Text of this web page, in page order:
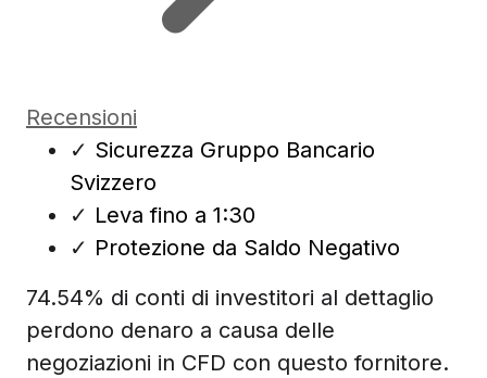
Recensioni
✓ Sicurezza Gruppo Bancario
Svizzero
✓ Leva fino a 1:30
✓ Protezione da Saldo Negativo
74.54% di conti di investitori al dettaglio
perdono denaro a causa delle
negoziazioni in CFD con questo fornitore.